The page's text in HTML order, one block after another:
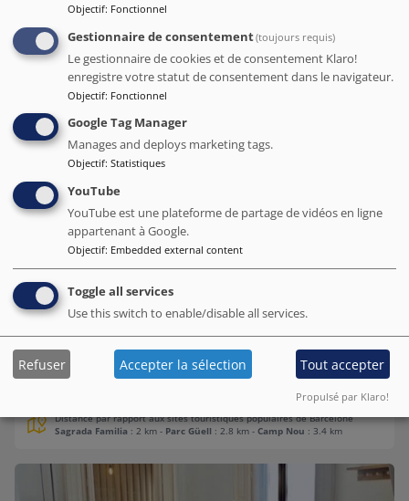
Distance par rapport aux sites touristiques populaires de Barcelone
Casa del Mediterraneo
Rapport qualité-prix N° sur Hostels de cette sélection
Barcelona.org score
9.6/10 504 avis
Nous avons été charmés par notre arrivée grâce à l'accueil
chaleureux et à la gentillesse de Carlos et Roy.
Par Matthieu ( France ) - déc 2017
Distance par rapport aux sites touristiques populaires de Barcelone
Sagrada Familia : 2 km - Parc Güell : 2.8 km - Camp Nou : 3.4 km
Objectif: Fonctionnel
Gestionnaire de consentement(toujours requis)
Le gestionnaire de cookies et de consentement Klaro!
enregistre votre statut de consentement dans le navigateur.
Objectif: Fonctionnel
Google Tag Manager
Manages and deploys marketing tags.
Objectif: Statistiques
YouTube
YouTube est une plateforme de partage de vidéos en ligne
appartenant à Google.
Objectif: Embedded external content
Toggle all services
Use this switch to enable/disable all services.
Refuser Accepter la sélection Tout accepter
Propulsé par Klaro!